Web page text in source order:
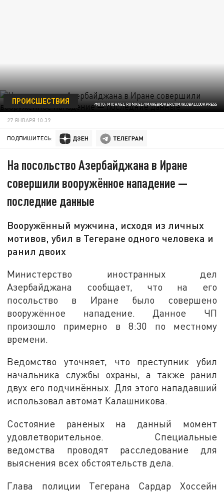
ФОТО: MICHAEL RUNKEL/IMAGEBROKER.COM/GLOBALLOOKPRESS
ПРОИСШЕСТВИЯ
27 ЯНВАРЯ 10:39
ПОДПИШИТЕСЬ:
На посольство Азербайджана в Иране
совершили вооружённое нападение —
последние данные
Вооружённый мужчина, исходя из личных
мотивов, убил в Тегеране одного человека и
ранил двоих
Министерство иностранных дел
Азербайджана сообщает, что на его
посольство в Иране было совершено
вооружённое нападение. Данное ЧП
произошло примерно в 8:30 по местному
времени.
Ведомство уточняет, что преступник убил
начальника службы охраны, а также ранил
двух его подчинённых. Для этого нападавший
использовал автомат Калашникова.
Состояние раненых на данный момент
удовлетворительное. Специальные
ведомства проводят расследование для
выяснения всех обстоятельств дела.
Глава полиции Тегерана Сардар Хоссейн